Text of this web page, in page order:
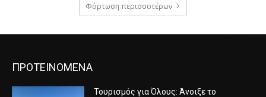
Φόρτωση περισσοτέρων
ΠΡΟΤΕΙΝΟΜΕΝΑ
Τουρισμός για Όλους: Άνοιξε το